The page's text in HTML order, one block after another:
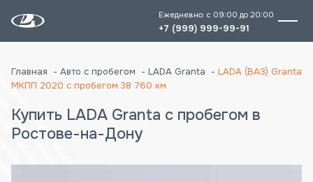
Ежедневно: с 09:00 до 20:00
+7 (999) 999-99-91
Главная Авто с пробегом LADA Granta
LADA (ВАЗ) Granta
МКПП 2020 с пробегом 38 760 км
Купить LADA Granta с пробегом в
Ростове-на-Дону